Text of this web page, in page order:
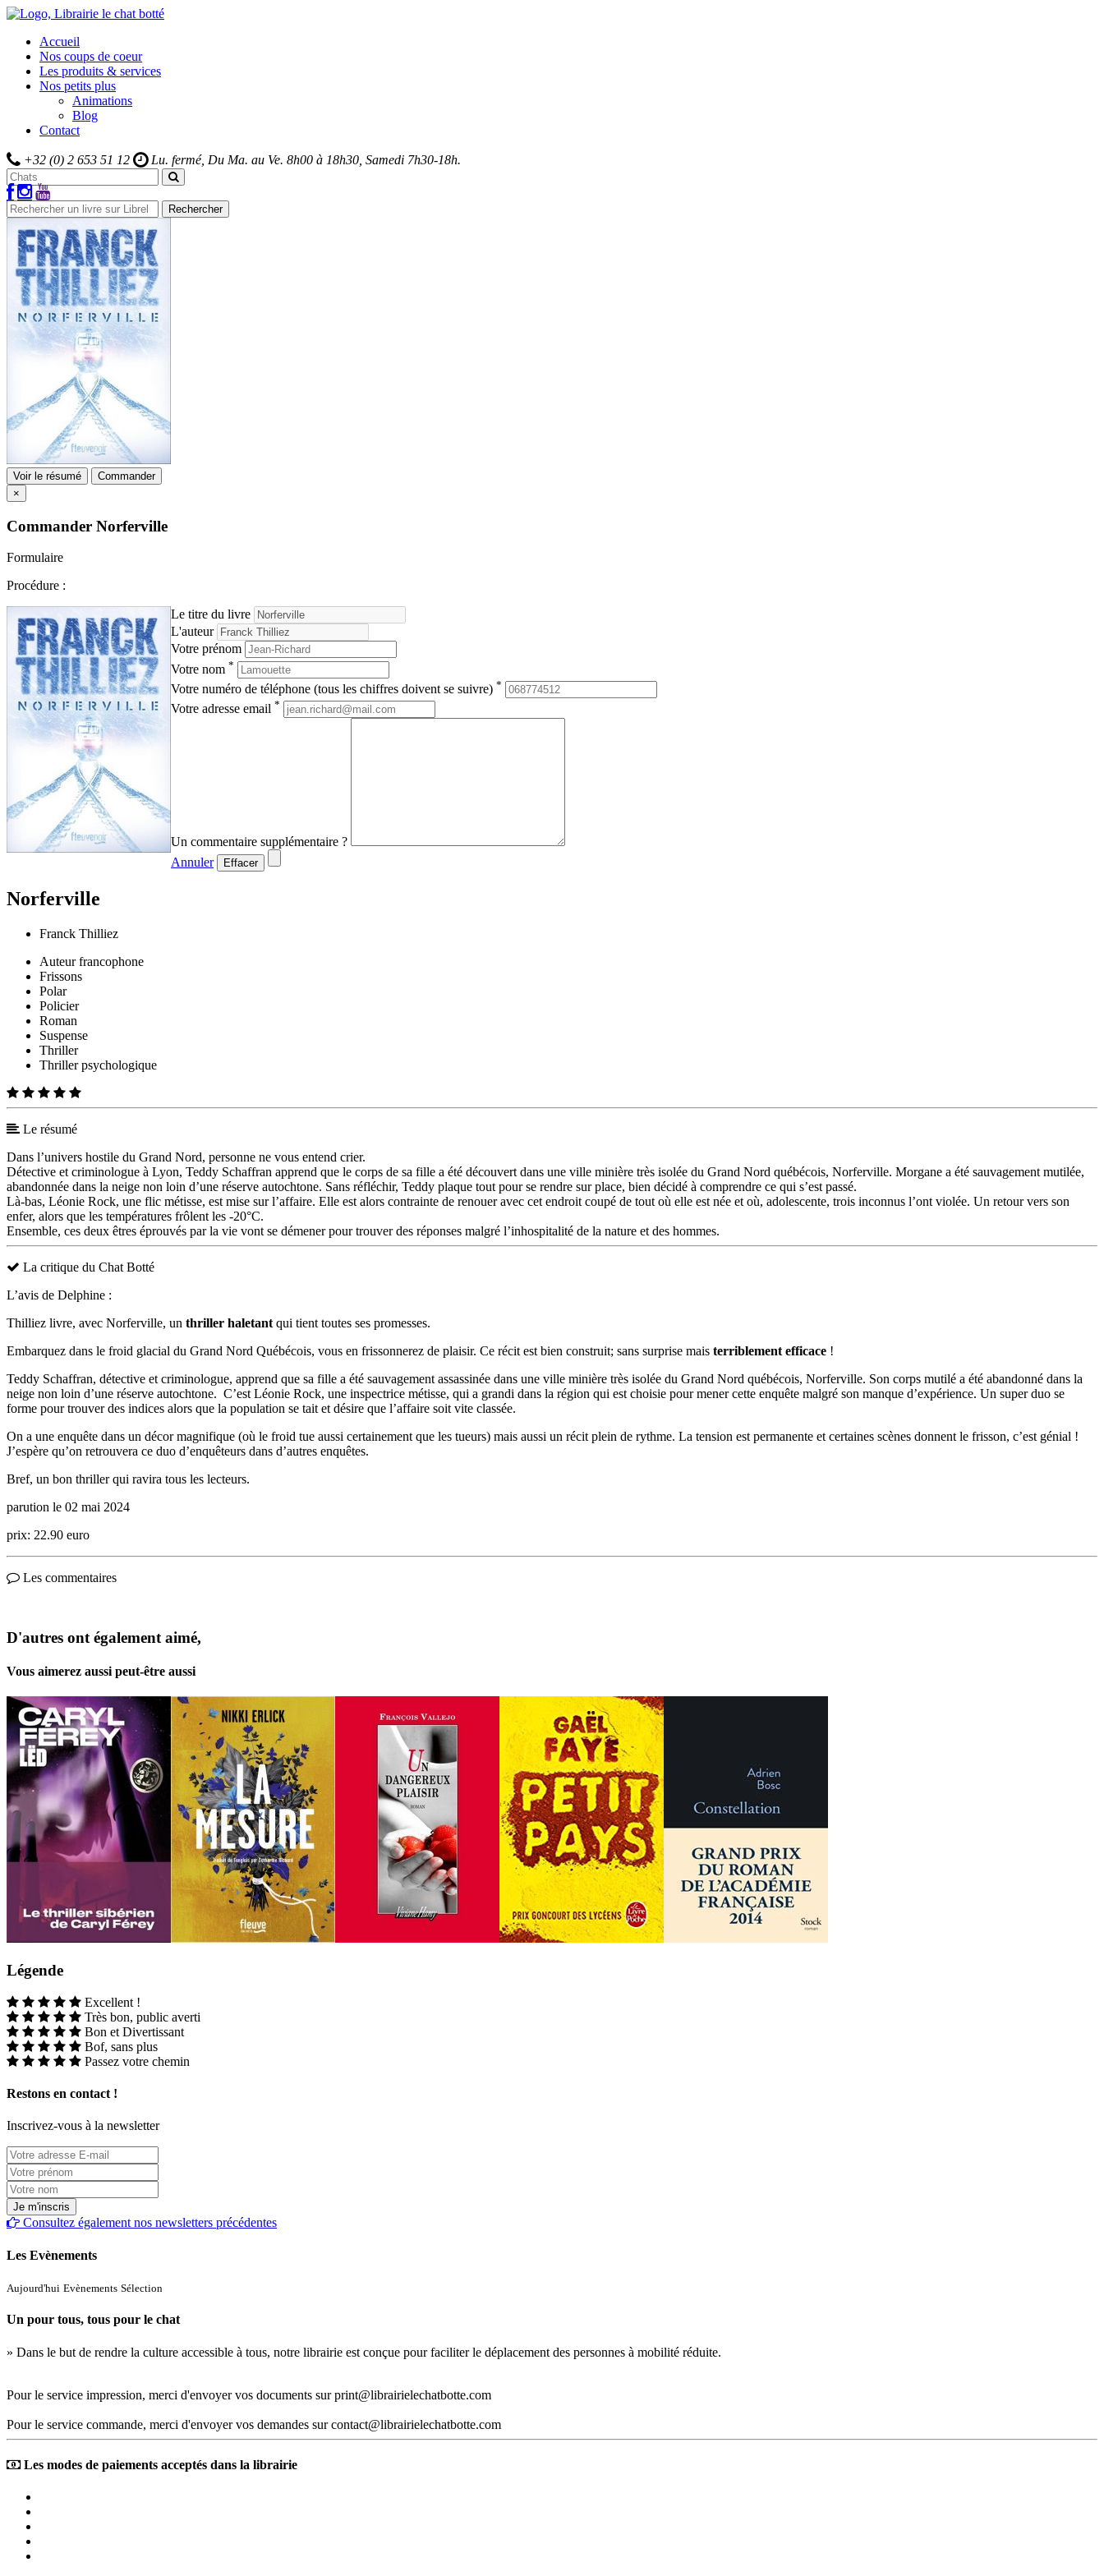
Accueil
Nos coups de coeur
Les produits & services
Nos petits plus
Animations
Blog
Contact
+32 (0) 2 653 51 12 Lu. fermé, Du Ma. au Ve. 8h00 à 18h30, Samedi 7h30-18h.
Rechercher
Voir le résumé
Commander
×
Commander Norferville
Formulaire
Procédure :
Le titre du livre
L'auteur
Votre prénom
Votre nom *
Votre numéro de téléphone (tous les chiffres doivent se suivre) *
Votre adresse email *
Un commentaire supplémentaire ?
Annuler
Effacer
Norferville
Franck Thilliez
Auteur francophone
Frissons
Polar
Policier
Roman
Suspense
Thriller
Thriller psychologique
Le résumé
Dans l’univers hostile du Grand Nord, personne ne vous entend crier.
Détective et criminologue à Lyon, Teddy Schaffran apprend que le corps de sa fille a été découvert dans une ville minière très isolée du Grand Nord québécois, Norferville. Morgane a été sauvagement mutilée,
abandonnée dans la neige non loin d’une réserve autochtone. Sans réfléchir, Teddy plaque tout pour se rendre sur place, bien décidé à comprendre ce qui s’est passé.
Là-bas, Léonie Rock, une flic métisse, est mise sur l’affaire. Elle est alors contrainte de renouer avec cet endroit coupé de tout où elle est née et où, adolescente, trois inconnus l’ont violée. Un retour vers son
enfer, alors que les températures frôlent les -20°C.
Ensemble, ces deux êtres éprouvés par la vie vont se démener pour trouver des réponses malgré l’inhospitalité de la nature et des hommes.
La critique du Chat Botté
L’avis de Delphine :
Thilliez livre, avec Norferville, un thriller haletant qui tient toutes ses promesses.
Embarquez dans le froid glacial du Grand Nord Québécois, vous en frissonnerez de plaisir. Ce récit est bien construit; sans surprise mais terriblement efficace !
Teddy Schaffran, détective et criminologue, apprend que sa fille a été sauvagement assassinée dans une ville minière très isolée du Grand Nord québécois, Norferville. Son corps mutilé a été abandonné dans la
neige non loin d’une réserve autochtone. C’est Léonie Rock, une inspectrice métisse, qui a grandi dans la région qui est choisie pour mener cette enquête malgré son manque d’expérience. Un super duo se
forme pour trouver des indices alors que la population se tait et désire que l’affaire soit vite classée.
On a une enquête dans un décor magnifique (où le froid tue aussi certainement que les tueurs) mais aussi un récit plein de rythme. La tension est permanente et certaines scènes donnent le frisson, c’est génial !
J’espère qu’on retrouvera ce duo d’enquêteurs dans d’autres enquêtes.
Bref, un bon thriller qui ravira tous les lecteurs.
parution le 02 mai 2024
prix: 22.90 euro
Les commentaires
D'autres ont également aimé,
Vous aimerez aussi peut-être aussi
Légende
Excellent !
Très bon, public averti
Bon et Divertissant
Bof, sans plus
Passez votre chemin
Restons en contact !
Inscrivez-vous à la newsletter
Consultez également nos newsletters précédentes
Les Evènements
Aujourd'hui Evènements Sélection
Un pour tous, tous pour le chat
» Dans le but de rendre la culture accessible à tous, notre librairie est conçue pour faciliter le déplacement des personnes à mobilité réduite.
Pour le service impression, merci d'envoyer vos documents sur print@librairielechatbotte.com
Pour le service commande, merci d'envoyer vos demandes sur contact@librairielechatbotte.com
Les modes de paiements acceptés dans la librairie